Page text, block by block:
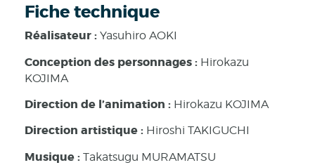
Fiche technique
Réalisateur : Yasuhiro AOKI
Conception des personnages : Hirokazu
KOJIMA
Direction de l’animation : Hirokazu KOJIMA
Direction artistique : Hiroshi TAKIGUCHI
Musique : Takatsugu MURAMATSU